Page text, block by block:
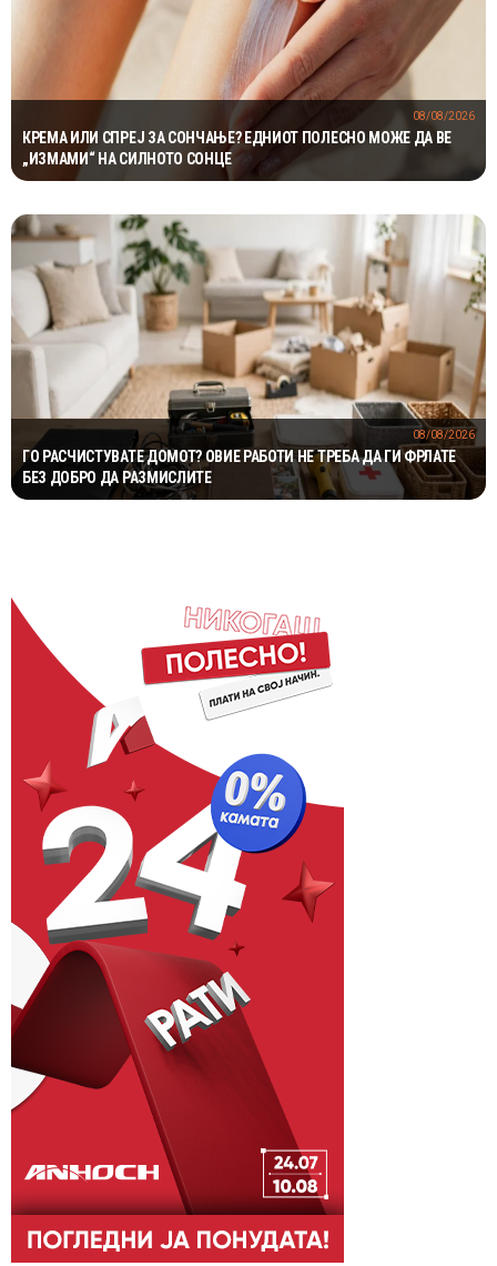
КРЕМА ИЛИ СПРЕЈ ЗА СОНЧАЊЕ? ЕДНИОТ ПОЛЕСНО МОЖЕ ДА ВЕ
„ИЗМАМИ“ НА СИЛНОТО СОНЦЕ
08/08/2026
ГО РАСЧИСТУВАТЕ ДОМОТ? ОВИЕ РАБОТИ НЕ ТРЕБА ДА ГИ ФРЛАТЕ
БЕЗ ДОБРО ДА РАЗМИСЛИТЕ
08/08/2026